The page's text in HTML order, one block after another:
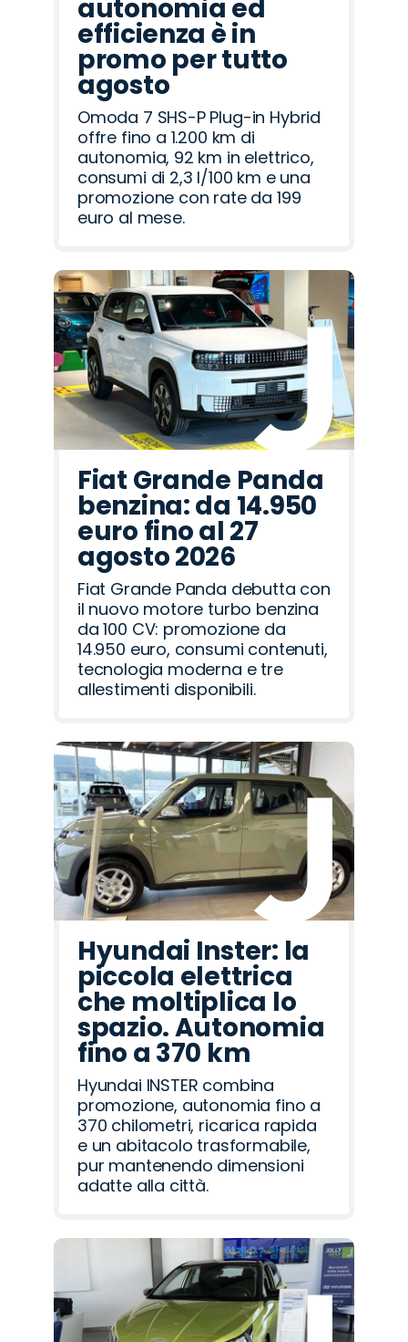
autonomia ed
efficienza è in
promo per tutto
agosto
Omoda 7 SHS-P Plug-in Hybrid
offre fino a 1.200 km di
autonomia, 92 km in elettrico,
consumi di 2,3 l/100 km e una
promozione con rate da 199
euro al mese.
Fiat Grande Panda
benzina: da 14.950
euro fino al 27
agosto 2026
Fiat Grande Panda debutta con
il nuovo motore turbo benzina
da 100 CV: promozione da
14.950 euro, consumi contenuti,
tecnologia moderna e tre
allestimenti disponibili.
Hyundai Inster: la
piccola elettrica
che moltiplica lo
spazio. Autonomia
fino a 370 km
Hyundai INSTER combina
promozione, autonomia fino a
370 chilometri, ricarica rapida
e un abitacolo trasformabile,
pur mantenendo dimensioni
adatte alla città.